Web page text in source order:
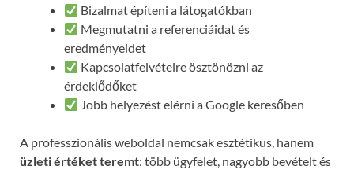
Bizalmat építeni a látogatókban
Megmutatni a referenciáidat és
eredményeidet
Kapcsolatfelvételre ösztönözni az
érdeklődőket
Jobb helyezést elérni a Google keresőben
A professzionális weboldal nemcsak esztétikus, hanem
üzleti értéket teremt: több ügyfelet, nagyobb bevételt és